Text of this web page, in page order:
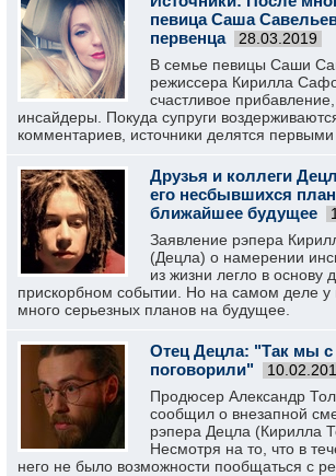
певица Саша
первенца
28.03.2019
В семье певицы Саши
режиссера Кирилла
счастливое
инсайдеры. Покуда супруги
комментариев, источники делятся
Друзья и коллеги
его несбывшихся
ближайшее будущее
Заявление рэпера
(Децла) о намерении
из жизни легло в основу
прискорбном событии. Но на самом деле у
много серьезных планов на будущее.
Отец Децла: "Так мы с
поговорили"
Продюсер Александр
сообщил о внезапной
рэпера Децла (Кирилла
Несмотря на то, что в
него не было возможности пообщаться с